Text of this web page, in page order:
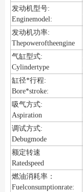
发动机型号:
Enginemodel:
发动机功率:
Thepoweroftheengine
气缸型式:
Cylindertype
缸径*行程:
Bore*stroke:
吸气方式:
Aspiration
调试方式:
Debugmode
额定转速
Ratedspeed
燃油消耗率：
Fuelconsumptionrate: